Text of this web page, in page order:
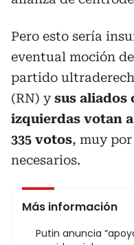
Pero esto sería
eventual moción
partido
(RN) ysus aliados
izquierdas votan
335 votos, muy por
necesarios.
Más información
Putin anuncia